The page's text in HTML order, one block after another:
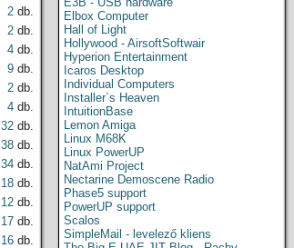
2 db.
2 db.
4 db.
9 db.
2 db.
4 db.
32 db.
38 db.
34 db.
18 db.
12 db.
17 db.
16 db.
Elbox Computer
Hall of Light
Hollywood - AirsoftSoftwair
Hyperion Entertainment
Icaros Desktop
Individual Computers
Installer`s Heaven
IntuitionBase
Lemon Amiga
Linux M68K
Linux PowerUP
NatAmi Project
Nectarine Demoscene Radio
Phase5 support
PowerUP support
Scalos
SimpleMail - levelező kliens